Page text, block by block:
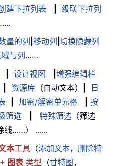
建下拉列表
级联下拉列
量的列 移动列 切换隐藏列
与列……
设计视图
增强编辑栏
资源库 （自动文本）
日
加密/解密单元格
按
筛选 特殊筛选 （筛选
线……） ......
本工具 （添加文本， 删除特
图表 类型 （甘特图，